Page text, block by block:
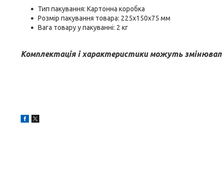
Тип пакування: Картонна коробка
Розмір пакування товара: 225х150х75 мм
Вага товару у пакуванні: 2 кг
Комплектація і характеристики можуть